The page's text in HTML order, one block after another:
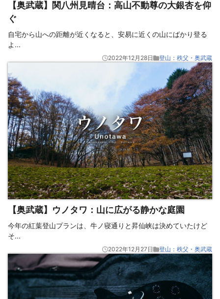
【奥武蔵】関八州見晴台：高山不動尊の大銀杏を仰
ぐ
自宅から山への距離が近くなると、安易に近くの山にばかり登る
よ ...
2022年12月28日 登山：秩父・奥武蔵
【奥武蔵】ウノタワ：山に広がる静かな庭園
今年の紅葉登山プランは、牛ノ寝通りと昇仙峡は決めていたけど
そ...
2022年12月27日 登山：秩父・奥武蔵